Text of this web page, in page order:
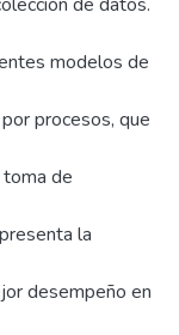
modelos de
procesos, que
de
la
desempeño en